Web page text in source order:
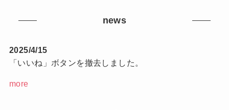
news
2025/4/15
「いいね」ボタンを撤去しました。
more